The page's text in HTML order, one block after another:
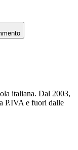
italiana. Dal 2003,
P.IVA e fuori dalle